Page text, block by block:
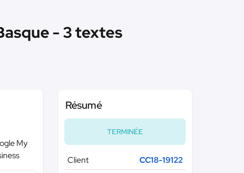
- 3 textes
My
Résumé
TERMINÉE
Client
CC18-19122